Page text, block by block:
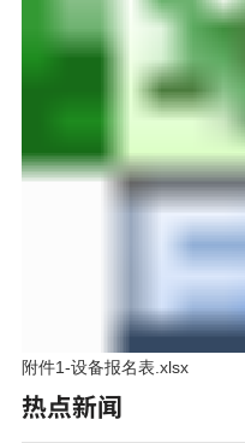
附件1-设备报名表.xlsx
热点新闻